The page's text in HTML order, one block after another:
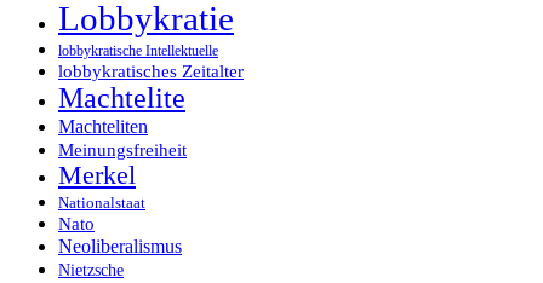
Lobbykratie
lobbykratische Intellektuelle
lobbykratisches Zeitalter
Machtelite
Machteliten
Meinungsfreiheit
Merkel
Nationalstaat
Nato
Neoliberalismus
Nietzsche